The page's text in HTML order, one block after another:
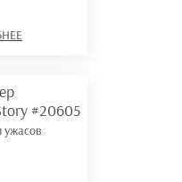
#20605
ужасов